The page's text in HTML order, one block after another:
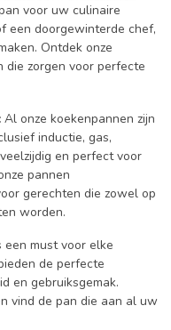
voor uw culinaire
een doorgewinterde chef,
Ontdek onze
die zorgen voor perfecte
Al onze koekenpannen zijn
inductie, gas,
en perfect voor
pannen
gerechten die zowel op
worden.
een must voor elke
de perfecte
en gebruiksgemak.
vind de pan die aan al uw